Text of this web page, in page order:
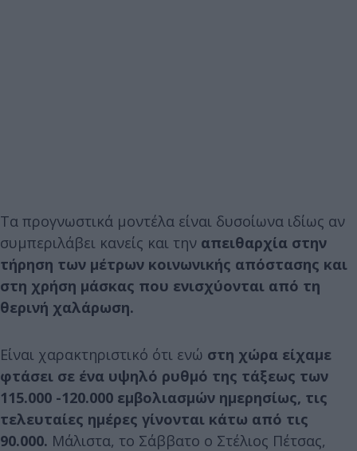
Τα προγνωστικά μοντέλα είναι δυσοίωνα ιδίως αν
συμπεριλάβει κανείς και την απειθαρχία στην
τήρηση των μέτρων κοινωνικής απόστασης και
στη χρήση μάσκας που ενισχύονται από τη
θερινή χαλάρωση.
Είναι χαρακτηριστικό ότι ενώ στη χώρα είχαμε
φτάσει σε ένα υψηλό ρυθμό της τάξεως των
115.000 -120.000 εμβολιασμών ημερησίως, τις
τελευταίες ημέρες γίνονται κάτω από τις
90.000. Μάλιστα, το Σάββατο ο Στέλιος Πέτσας,